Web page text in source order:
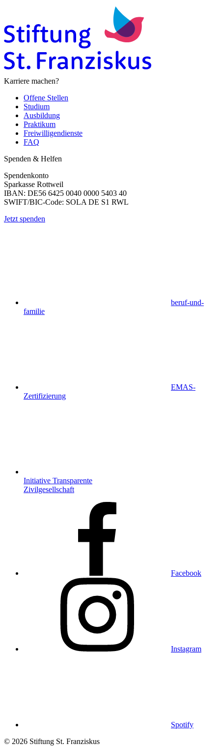
Karriere machen?
Offene Stellen
Studium
Ausbildung
Praktikum
Freiwilligendienste
FAQ
Spenden & Helfen
Spendenkonto
Sparkasse Rottweil
IBAN: DE56 6425 0040 0000 5403 40
SWIFT/BIC-Code: SOLA DE S1 RWL
Jetzt spenden
beruf-und-
familie
EMAS-
Zertifizierung
Initiative Transparente
Zivilgesellschaft
Facebook
Instagram
Spotify
© 2026 Stiftung St. Franziskus